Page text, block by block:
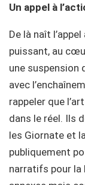
Un appel à
De là naît
puissant, au
une suspension
avec
rappeler que
dans le réel. Ils
les Giornate et
publiquement
narratifs pour la